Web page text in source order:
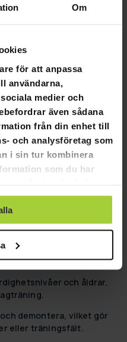
Om
för att anpassa
användarna,
medier och
även sådana
från din enhet till
och analysföretag som
i sin tur kombinera
som du har
Premium Svart:
med stål och en
användning.
Upp:Lättviktig design och
det enkelt att flytta och
storlek för träning och
fotbollsmål för
och åldrar,
demontera, vilket gör
eller träningsfält.